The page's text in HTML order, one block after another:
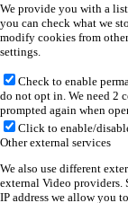
We provide you with a
you can check what we
modify cookies from
settings.
Check to enable
do not opt in. We need 2
prompted again when
Click to enable/
Other external services
We also use different
external Video providers.
IP address we allow you